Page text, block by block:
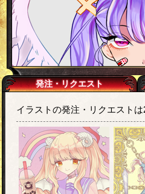
発注・リクエスト
イラストの発注・リクエスト